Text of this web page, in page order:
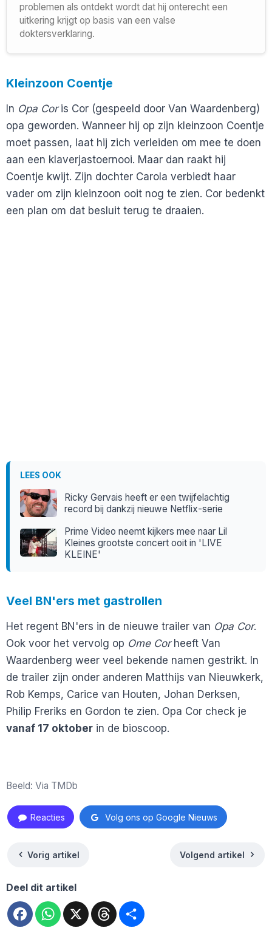
problemen als ontdekt wordt dat hij onterecht een
uitkering krijgt op basis van een valse
doktersverklaring.
Kleinzoon Coentje
In Opa Coris Cor (gespeeld door Van Waardenberg)
opa geworden. Wanneer hij op zijn kleinzoon Coentje
moet passen, laat hij zich verleiden om mee te doen
aan een klaverjastoernooi. Maar dan raakt hij
Coentje kwijt. Zijn dochter Carola verbiedt haar
vader om zijn kleinzoon ooit nog te zien. Cor bedenkt
een plan om dat besluit terug te draaien.
LEES OOK
Ricky Gervais heeft er een twijfelachtig
record bij dankzij nieuwe Netflix-serie
Prime Video neemt kijkers mee naar Lil
Kleines grootste concert ooit in 'LIVE
KLEINE'
Veel BN'ers met gastrollen
Het regent BN'ers in de nieuwe trailer van Opa Cor.
Ook voor het vervolg op Ome Corheeft Van
Waardenberg weer veel bekende namen gestrikt. In
de trailer zijn onder anderen Matthijs van Nieuwkerk,
Rob Kemps, Carice van Houten, Johan Derksen,
Philip Freriks en Gordon te zien. Opa Cor check je
vanaf 17 oktober in de bioscoop.
Beeld: Via TMDb
Reacties Volg ons op Google Nieuws
Vorig artikel Volgend artikel
Deel dit artikel
FacebookWhatsApp
X Threads